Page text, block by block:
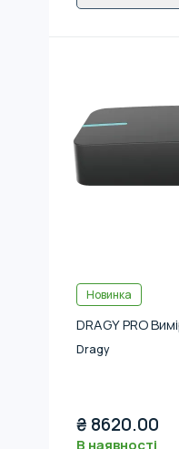
Новинка
DRAGY PRO
Dragy
₴ 8620.00
В наявності